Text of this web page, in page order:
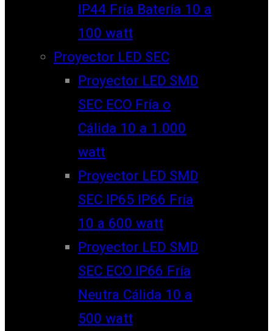
IP44 Fría Batería 10 a
100 watt
Proyector LED SEC
Proyector LED SMD
SEC ECO Fría o
Cálida 10 a 1.000
watt
Proyector LED SMD
SEC IP65 IP66 Fría
10 a 600 watt
Proyector LED SMD
SEC ECO IP66 Fría
Neutra Cálida 10 a
500 watt